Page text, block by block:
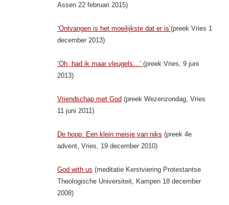
Assen 22 februari 2015)
‘Ontvangen is het moeilijkste dat er is’(preek Vries 1
december 2013)
‘Oh, had ik maar vleugels…’ (preek Vries, 9 juni
2013)
Vriendschap met God(preek Wezenzondag, Vries
11 juni 2011)
De hoop: Een klein meisje van niks (preek 4e
advent, Vries, 19 december 2010)
God with us (meditatie Kerstviering Protestantse
Theologische Universiteit, Kampen 18 december
2008)